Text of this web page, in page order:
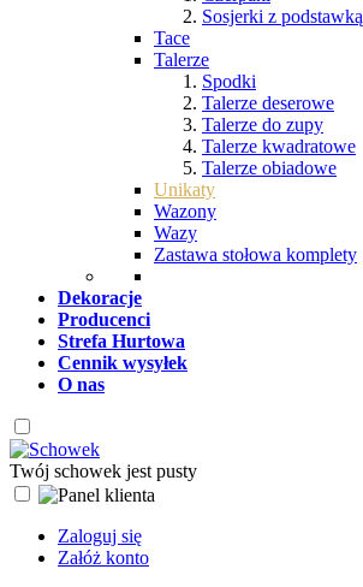
Sosjerki z podstawką
Tace
Talerze
Spodki
Talerze deserowe
Talerze do zupy
Talerze kwadratowe
Talerze obiadowe
Unikaty
Wazony
Wazy
Zastawa stołowa komplety
Dekoracje
Producenci
Strefa Hurtowa
Cennik wysyłek
O nas
Twój schowek jest pusty
Zaloguj się
Załóż konto